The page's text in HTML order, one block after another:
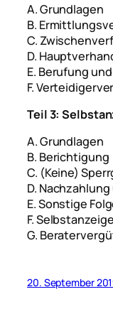
A. Grundlagen
B.
C.
D.
E. Berufung
F.
Teil 3:
A. Grundlagen
B. Berichtigung
C. (Keine)
D.
E. Sonstige
F.
G.
20. September